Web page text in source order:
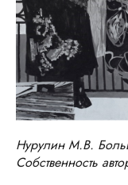
Нурулин М.В.
Собственность